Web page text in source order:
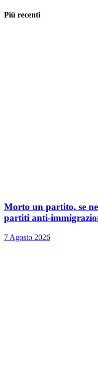
Più recenti
Morto un partito, se
partiti anti-
7 Agosto 2026